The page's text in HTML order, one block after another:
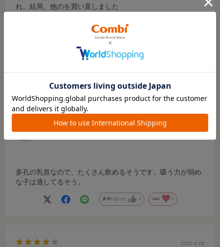
れ。結局、他のを買い直しました
参考になった
たくさん飲める
サイズ：- カラー：-
ご購入時のお子さまの月齢:0～3カ月頃
お客様の声
多孔の乳首なので、たくさん飲めるそうです。吸う力が弱め
な子は適してるそう。
参考になった 0 Like! 4
2020.4.19